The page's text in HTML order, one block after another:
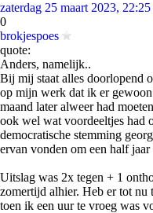
zaterdag 25 maart 2023,
0
brokjespoes
quote:
Anders, namelijk..
Bij mij staat alles doorlopend
op mijn werk dat ik er gewoon
maand later alweer had
ook wel wat voordeeltjes had
democratische stemming
ervan vonden om een half
Uitslag was 2x tegen + 1
zomertijd alhier. Heb er tot nu
toen ik een uur te vroeg was